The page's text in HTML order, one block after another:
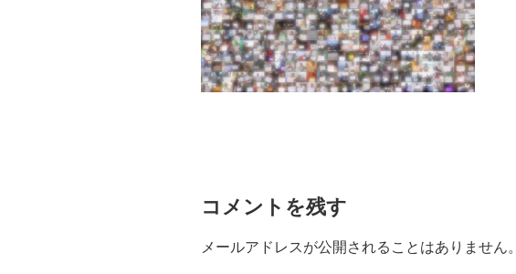
コメントを残す
メールアドレスが公開されることはありません。